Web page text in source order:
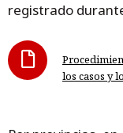
registrado
los casos y